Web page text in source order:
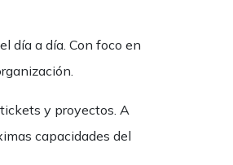
día a día. Con foco en
y proyectos. A
capacidades del